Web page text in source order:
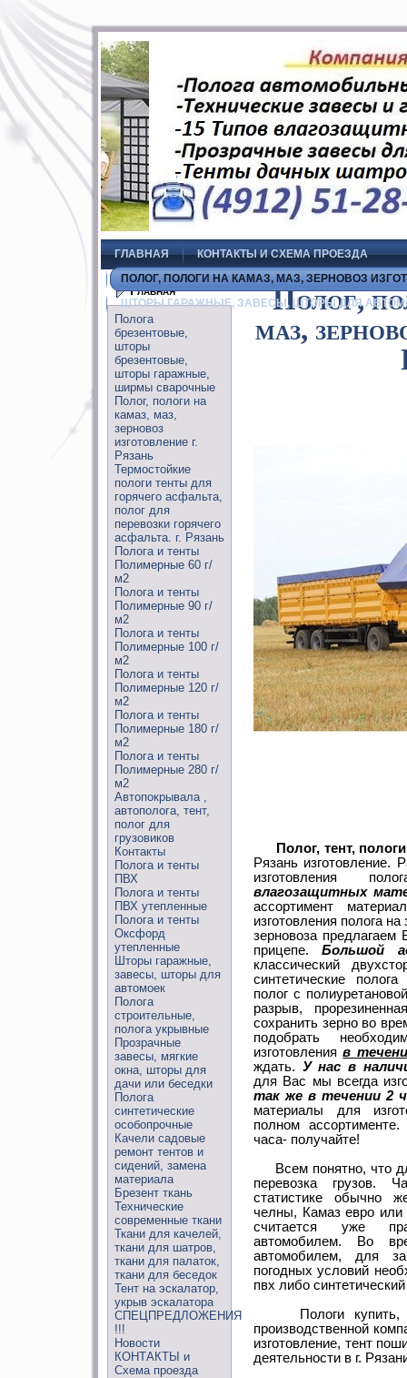
ГЛАВНАЯ
КОНТАКТЫ И СХЕМА ПРОЕЗДА
ПОЛОГ, ПОЛОГИ НА КАМАЗ, МАЗ, ЗЕРНОВОЗ
ШТОРЫ ГАРАЖНЫЕ, ЗАВЕСЫ, ШТОРЫ ДЛЯ
Главная
Полога
брезентовые,
шторы
брезентовые,
шторы гаражные,
ширмы сварочные
Полог, пологи на
камаз, маз,
зерновоз
изготовление г.
Рязань
Термостойкие
пологи тенты для
горячего асфальта,
полог для
перевозки горячего
асфальта. г. Рязань
Полога и тенты
Полимерные 60 г/
м2
Полога и тенты
Полимерные 90 г/
м2
Полога и тенты
Полимерные 100 г/
м2
Полога и тенты
Полимерные 120 г/
м2
Полога и тенты
Полимерные 180 г/
м2
Полога и тенты
Полимерные 280 г/
м2
Автопокрывала ,
автополога, тент,
полог для
грузовиков
Контакты
Полога и тенты
ПВХ
Полога и тенты
ПВХ утепленные
Полога и тенты
Оксфорд
утепленные
Шторы гаражные,
завесы, шторы для
автомоек
Полога
строительные,
полога укрывные
Прозрачные
завесы, мягкие
окна, шторы для
дачи или беседки
Полога
синтетические
особопрочные
Качели садовые
ремонт тентов и
сидений, замена
материала
Брезент ткань
Технические
современные ткани
Ткани для качелей,
ткани для шатров,
ткани для палаток,
ткани для беседок
Тент на эскалатор,
укрыв эскалатора
СПЕЦПРЕДЛОЖЕНИЯ
!!!
Новости
КОНТАКТЫ и
Схема проезда
Полог,
маз,
Полог, тент,
Рязань изготовление.
изготовления
влагозащитных
ассортимент
изготовления полога
зерновоза
прицепе.Большой
классический
синтетические
полог с
разрыв,
сохранить зерно во
подобрать
изготовленияв
ждать. У нас в
для Вас мы всегда
так же в течении 2
материалы для
полном
часа- получайте!
Всем понятно, что
перевозка грузов.
статистике обычно
челны, Камаз евро или
считается уже
автомобилем. Во
автомобилем, для
погодных условий
пвх либо синтетический
Пологи купить,
производственной
изготовление, тент
деятельности в г.